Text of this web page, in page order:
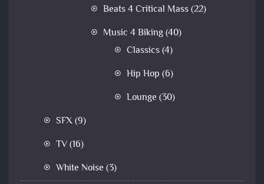
Beats 4 Critical Mass(22)
Music 4 Biking(40)
Classics(4)
Hip Hop (6)
Lounge (30)
SFX(9)
TV(16)
White Noise (3)